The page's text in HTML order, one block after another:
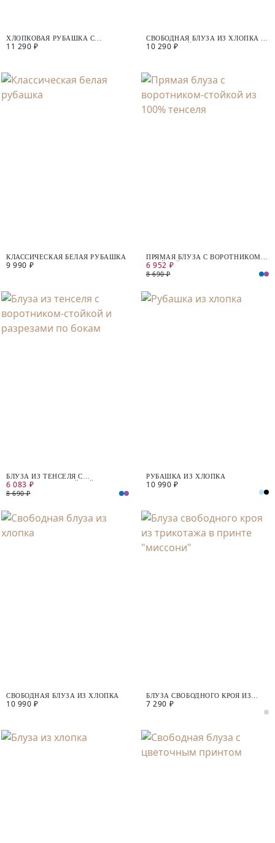
ХЛОПКОВАЯ РУБАШКА С
ДЕКОРАТИВНЫМИ ПУГОВИЦАМИ
11 290 ₽
СВОБОДНАЯ БЛУЗА ИЗ ХЛОПКА С
ИМИТАЦИЕЙ ЗАПАХА
10 290 ₽
КЛАССИЧЕCКАЯ БЕЛАЯ РУБАШКА
9 990 ₽
ПРЯМАЯ БЛУЗА С ВОРОТНИКОМ-
СТОЙКОЙ ИЗ 100% ТЕНСЕЛЯ
6 952 ₽
8 690 ₽
БЛУЗА ИЗ ТЕНСЕЛЯ С
ВОРОТНИКОМ-СТОЙКОЙ И
РАЗРЕЗАМИ ПО БОКАМ
6 083 ₽
8 690 ₽
РУБАШКА ИЗ ХЛОПКА
10 990 ₽
СВОБОДНАЯ БЛУЗА ИЗ ХЛОПКА
10 990 ₽
БЛУЗА СВОБОДНОГО КРОЯ ИЗ
ТРИКОТАЖА В ПРИНТЕ
7 290 ₽